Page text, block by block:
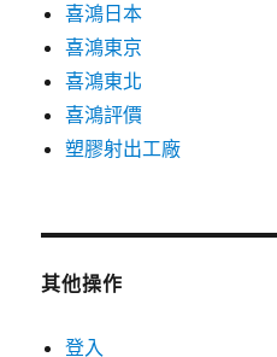
喜鴻日本
喜鴻東京
喜鴻東北
喜鴻評價
塑膠射出工廠
其他操作
登入